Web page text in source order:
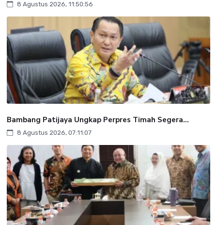
8 Agustus 2026, 11:50:56
Bambang Patijaya Ungkap Perpres Timah Segera...
8 Agustus 2026, 07:11:07